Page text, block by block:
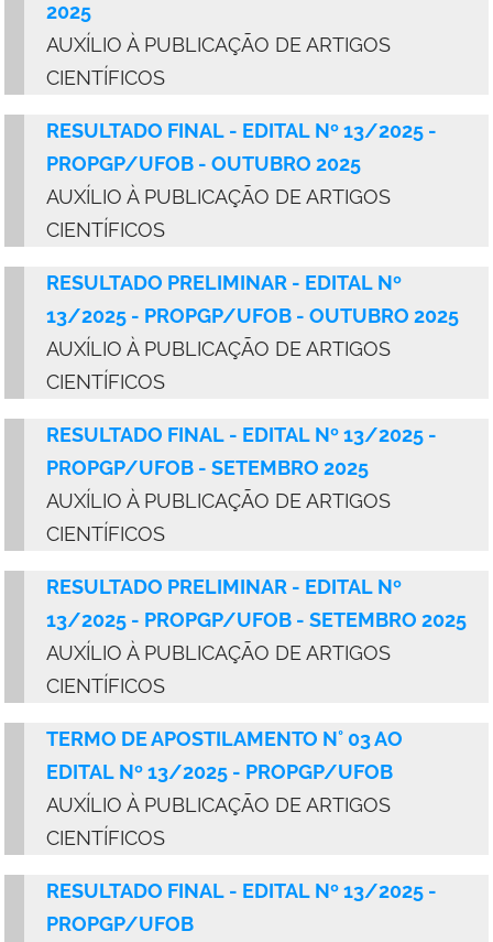
2025
AUXÍLIO À PUBLICAÇÃO DE ARTIGOS
CIENTÍFICOS
RESULTADO FINAL - EDITAL Nº 13/2025 -
PROPGP/UFOB - OUTUBRO 2025
AUXÍLIO À PUBLICAÇÃO DE ARTIGOS
CIENTÍFICOS
RESULTADO PRELIMINAR - EDITAL Nº
13/2025 - PROPGP/UFOB - OUTUBRO 2025
AUXÍLIO À PUBLICAÇÃO DE ARTIGOS
CIENTÍFICOS
RESULTADO FINAL - EDITAL Nº 13/2025 -
PROPGP/UFOB - SETEMBRO 2025
AUXÍLIO À PUBLICAÇÃO DE ARTIGOS
CIENTÍFICOS
RESULTADO PRELIMINAR - EDITAL Nº
13/2025 - PROPGP/UFOB - SETEMBRO 2025
AUXÍLIO À PUBLICAÇÃO DE ARTIGOS
CIENTÍFICOS
TERMO DE APOSTILAMENTO N° 03 AO
EDITAL Nº 13/2025 - PROPGP/UFOB
AUXÍLIO À PUBLICAÇÃO DE ARTIGOS
CIENTÍFICOS
RESULTADO FINAL - EDITAL Nº 13/2025 -
PROPGP/UFOB